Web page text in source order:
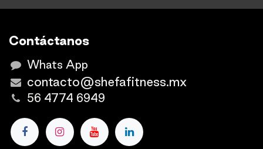
Contáctanos
Whats App
contacto@shefafitness.mx
56 4774 6949